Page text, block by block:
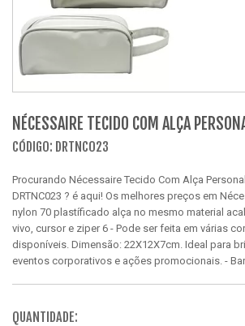
NÉCESSAIRE TECIDO COM ALÇA
CÓDIGO: DRTNC023
Procurando Nécessaire Tecido Com Alça
DRTNC023 ? é aqui! Os melhores preços em
nylon 70 plastíficado alça no mesmo material
vivo, cursor e ziper 6 - Pode ser feita em várias
disponíveis. Dimensão: 22X12X7cm. Ideal para
eventos corporativos e ações promocionais. -
QUANTIDADE: